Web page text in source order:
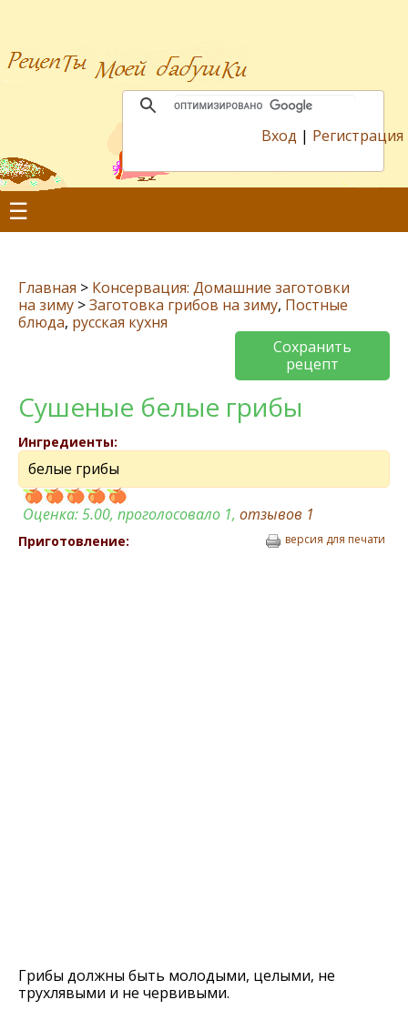
Вход | Регистрация
☰
Главная > Консервация: Домашние заготовки
на зиму >Заготовка грибов на зиму, Постные
блюда, русская кухня
Сохранить
рецепт
Сушеные белые грибы
Ингредиенты:
белые грибы
Оценка:5.00, проголосовало 1, отзывов 1
Приготовление: версия для печати
Грибы должны быть молодыми, целыми, не
трухлявыми и не червивыми.